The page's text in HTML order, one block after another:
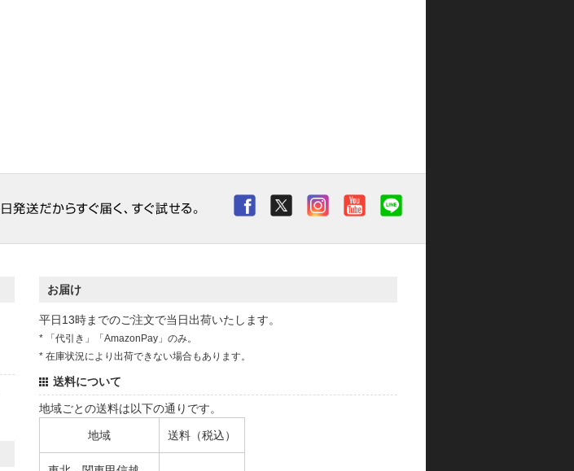
お届け
平日13時までのご注文で当日出荷いたします。
* 「代引き」「AmazonPay」のみ。
* 在庫状況により出荷できない場合もあります。
送料について
地域ごとの送料は以下の通りです。
地域 送料（税込）